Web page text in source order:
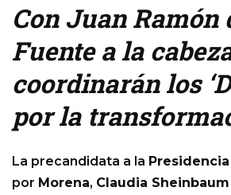
Con Juan Ramón
Fuente a la
coordinarán los
por la
La precandidata a la
por Morena, Claudia